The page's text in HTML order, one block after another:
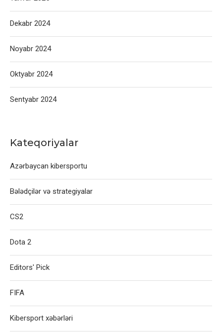
Dekabr 2024
Noyabr 2024
Oktyabr 2024
Sentyabr 2024
Kateqoriyalar
Azərbaycan kibersportu
Bələdçilər və strategiyalar
CS2
Dota 2
Editors' Pick
FIFA
Kibersport xəbərləri